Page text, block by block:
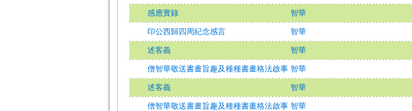
感應實錄 智華
印公西歸四周紀念感言 智華
述客義 智華
僧智華敬送書畫旨趣及種種書畫格法啟事 智華
述客義 智華
僧智華敬送書畫旨趣及種種書畫格法啟事 智華